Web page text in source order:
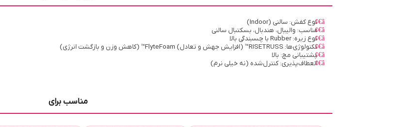
نوع کفش: سالنی (Indoor)
مناسب: والیبال، هندبال، بسکتبال سالنی
نوع زیره: Rubber با چسبندگی بالا
تکنولوژی‌ها: RISETRUSS™ (افزایش جهش و تعادل) FlyteFoam™ (کاهش وزن و بازگشت انرژی)
پشتیبانی مچ: بالا
انعطاف‌پذیری: کنترل‌شده (نه خیلی نرم)
مناسب برای